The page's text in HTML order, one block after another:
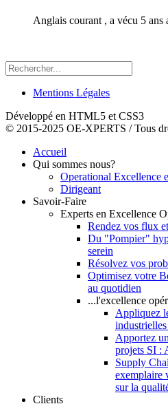
Anglais courant , a vécu 5 ans
Mentions Légales
Développé en HTML5 et CSS3
© 2015-2025 OE-XPERTS / Tous
Accueil
Qui sommes nous?
Operational Excellence
Dirigeant
Savoir-Faire
Experts en Excellence
Rendez vos flux
Du "Pompier"
serein
Résolvez vos
Optimisez votre
au quotidien
...l'excellence
Appliquez
Apportez
projets SI :
Supply
exemplaire
sur la
Clients